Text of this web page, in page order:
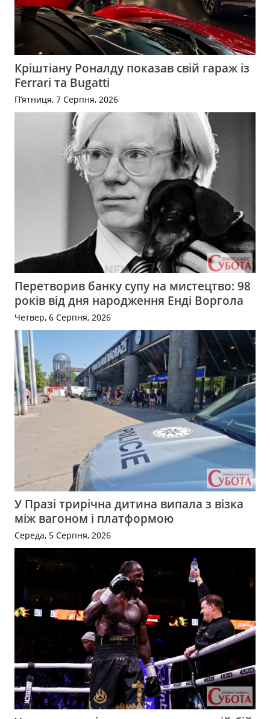
Кріштіану Роналду показав свій гараж із
Ferrari та Bugatti
П’ятниця, 7 Серпня, 2026
Перетворив банку супу на мистецтво: 98
років від дня народження Енді Воргола
Четвер, 6 Серпня, 2026
У Празі трирічна дитина випала з візка
між вагоном і платформою
Середа, 5 Серпня, 2026